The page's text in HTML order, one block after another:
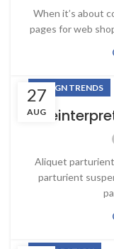
When it’s about
pages for web
27
AUG
DESIGN TRENDS
Aliquet
parturient